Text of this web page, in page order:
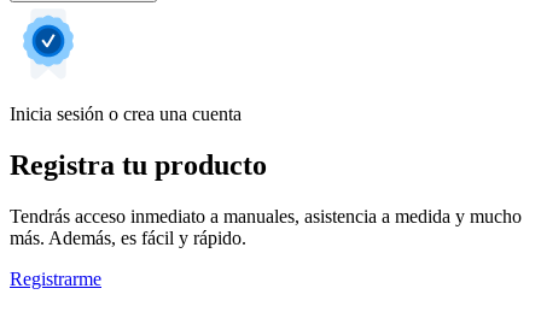
Inicia sesión o crea una cuenta
Registra tu producto
Tendrás acceso inmediato a manuales, asistencia a medida y mucho
más. Además, es fácil y rápido.
Registrarme